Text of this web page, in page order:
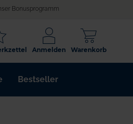
Bonusprogramm
Warenkorb
Anmelden
Bestseller